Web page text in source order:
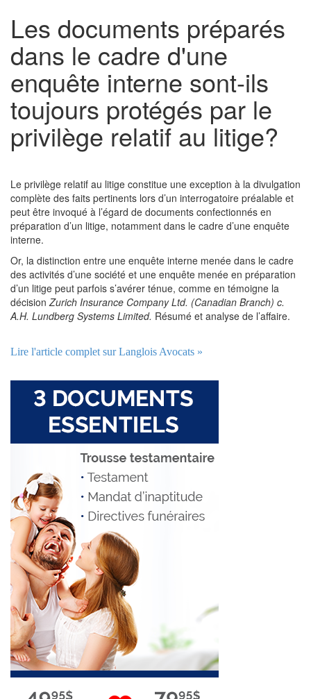
Les documents préparés
dans le cadre d'une
enquête interne sont-ils
toujours protégés par le
privilège relatif au litige?
Le privilège relatif au litige constitue une exception à la divulgation
complète des faits pertinents lors d’un interrogatoire préalable et
peut être invoqué à l’égard de documents confectionnés en
préparation d’un litige, notamment dans le cadre d’une enquête
interne.
Or, la distinction entre une enquête interne menée dans le cadre
des activités d’une société et une enquête menée en préparation
d’un litige peut parfois s’avérer ténue, comme en témoigne la
décisionZurich Insurance Company Ltd. (Canadian Branch) c.
A.H. Lundberg Systems Limited. Résumé et analyse de l’affaire.
Lire l'article complet sur Langlois Avocats »